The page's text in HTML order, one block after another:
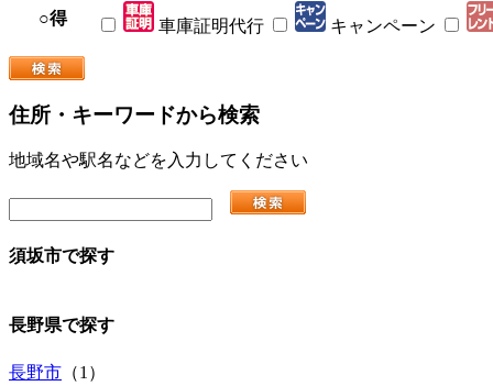
○得
車庫証明代行 キャンペーン
住所・キーワードから検索
地域名や駅名などを入力してください
須坂市で探す
長野県で探す
長野市 （1）